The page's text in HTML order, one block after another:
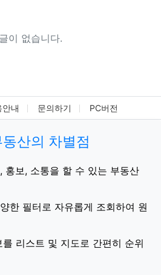
이 없습니다.
안내 문의하기 PC버전
산의 차별점
홍보, 소통을 할 수 있는 부동산
한 필터로 자유롭게 조회하여 원
리스트 및 지도로 간편히 순위